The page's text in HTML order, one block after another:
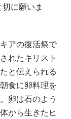
に願いま
アの復活祭で
れたキリスト
と伝えられる
食に卵料理を
卵は石のよう
から生きたヒ